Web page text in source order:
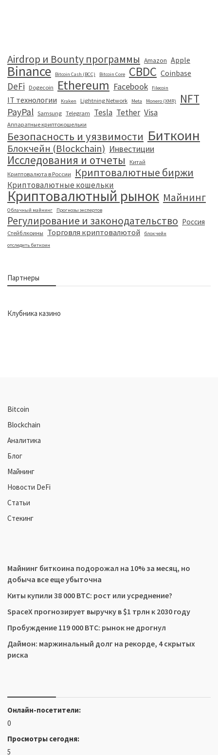
Airdrop и Bounty программы Amazon Apple
Binance Bitcoin Cash (BCC) Bitcoin Core CBDC Coinbase
DeFi Dogecoin Ethereum Facebook Filecoin
IT технологии Kraken Lightning Network Meta Monero (XMR) NFT
PayPal Samsung Telegram Tesla Tether Visa
Аппаратные криптокошельки
Безопасность и уязвимости Биткоин
Блокчейн (Blockchain) Инвестиции
Исследования и отчеты
Китай
Криптовалюта в России
Криптовалютные биржи
Криптовалютные кошельки
Криптовалютный рынок Майнинг
Облачный майнинг Прогнозы экспертов
Регулирование и законодательство Россия
Стейблкоины Торговля криптовалютой
блокчейн
отследить биткоин
Партнеры
Клубника казино
Bitcoin
Blockchain
Аналитика
Блог
Майнинг
Новости DeFi
Статьи
Стекинг
Майнинг биткоина подорожал на 10% за месяц, но
добыча все еще убыточна
Киты купили 38 000 BTC: рост или усреднение?
SpaceX прогнозирует выручку в $1 трлн к 2030 году
Пробуждение 119 000 BTC: рынок не дрогнул
Даймон: маржинальный долг на рекорде, 4 скрытых
риска
Онлайн-посетители:
0
Просмотры сегодня:
5